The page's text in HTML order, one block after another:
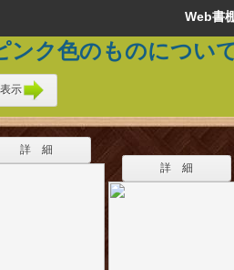
Web
ク色のものについ
示
詳 細
詳 細